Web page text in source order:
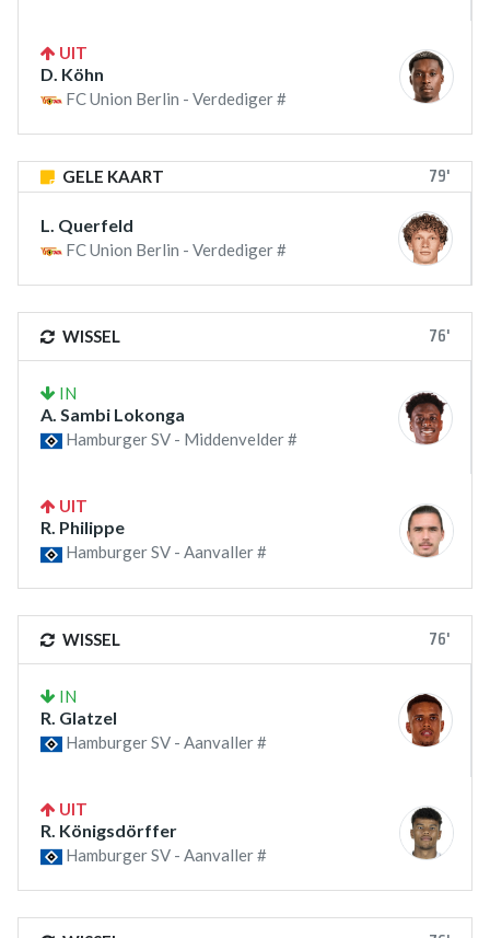
UIT
D. Köhn
FC Union Berlin - Verdediger #
GELE KAART 79'
L. Querfeld
FC Union Berlin - Verdediger #
WISSEL 76'
IN
A. Sambi Lokonga
Hamburger SV - Middenvelder #
UIT
R. Philippe
Hamburger SV - Aanvaller #
WISSEL 76'
IN
R. Glatzel
Hamburger SV - Aanvaller #
UIT
R. Königsdörffer
Hamburger SV - Aanvaller #